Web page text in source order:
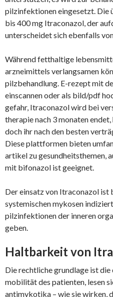
pilzinfektionen eingesetzt. Die
bis 400 mg Itraconazol, der
unterscheidet sich ebenfalls
Während fetthaltige
arzneimittels verlangsamen
pilzbehandlung. E-rezept mit
einscannen oder als bild/pdf
gefahr, Itraconazol wird bei
therapie nach 3 monaten
doch ihr nach den besten
Diese plattformen bieten
artikel zu gesundheitsthemen,
mit bifonazol ist geeignet.
Der einsatz von Itraconazol ist
systemischen mykosen
pilzinfektionen der inneren
geben.
Haltbarkeit von
Die rechtliche grundlage ist
mobilität des patienten, lesen
antimykotika – wie sie wirken,